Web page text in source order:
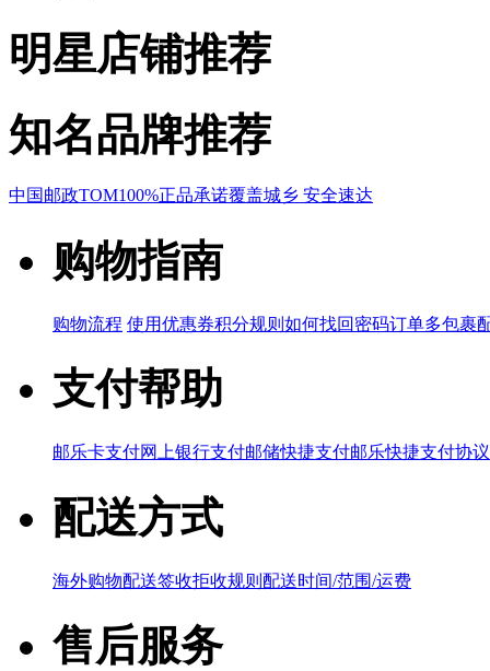
明星店铺推荐
知名品牌推荐
中国邮政TOM100%正品承诺覆盖城乡 安全速达
购物指南
购物流程 使用优惠券积分规则 如何找回密码订单多包裹
支付帮助
邮乐卡支付网上银行支付邮储快捷支付邮乐快捷支付协议
配送方式
海外购物配送签收拒收规则 配送时间/范围/运费
售后服务